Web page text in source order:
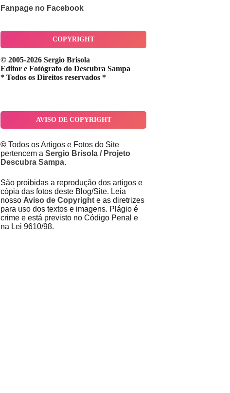
Fanpage no Facebook
COPYRIGHT
© 2005-2026 Sergio Brisola
Editor e Fotógrafo do Descubra Sampa
* Todos os Direitos reservados *
AVISO DE COPYRIGHT
© Todos os Artigos e Fotos do Site
pertencem a Sergio Brisola / Projeto
Descubra Sampa.
São proibidas a reprodução dos artigos e
cópia das fotos deste Blog/Site. Leia
nosso Aviso de Copyright e as diretrizes
para uso dos textos e imagens. Plágio é
crime e está previsto no Código Penal e
na Lei 9610/98.